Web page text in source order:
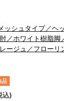
ッシュタイプ／ヘ
／ホワイト樹脂脚
ージュ／フローリ
込)